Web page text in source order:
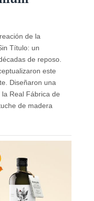
de la
Título: un
de reposo.
este
Diseñaron una
Real Fábrica de
de madera